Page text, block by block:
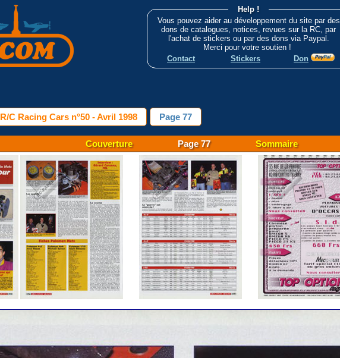
Help !
Vous pouvez aider au développement du site par des
dons de catalogues, notices, revues sur la RC, par
l'achat de stickers ou par des dons via Paypal.
Merci pour votre soutien !
Contact
Stickers Don
R/C Racing Cars n°50 - Avril 1998 Page 77
CouverturePage 77 Sommaire